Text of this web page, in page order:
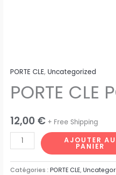
PORTE CLE,Uncategorized
PORTE CLE
12,00 € + Free Shipping
AJOUTER AU
PANIER
Catégories :PORTE CLE,